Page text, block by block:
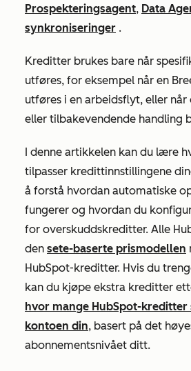
Prospekteringsagent, Data
synkroniseringer .
Kreditter brukes bare når
utføres, for eksempel når en
utføres i en arbeidsflyt, eller
eller tilbakevendende handling
I denne artikkelen kan du lære
tilpasser kredittinnstillingene
å forstå hvordan automatiske
fungerer og hvordan du
for overskuddskreditter. Alle
den sete-baserte prismodellen
HubSpot-kreditter. Hvis du
kan du kjøpe ekstra kreditter
hvor mange HubSpot-kreditter
kontoen din, basert på det
abonnementsnivået ditt.